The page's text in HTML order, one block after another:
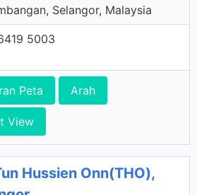
Selangor, Malaysia
5003
Peta Arah
View
Hussien Onn(THO),